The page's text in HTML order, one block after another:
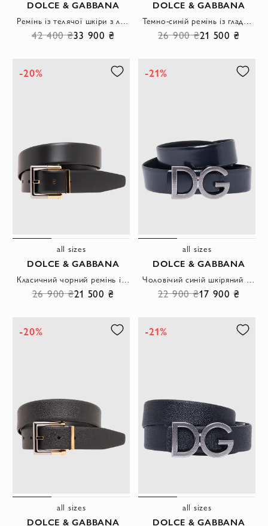
DOLCE & GABBANA
42 400 ₴33 900 ₴
DOLCE & GABBANA
26 900 ₴21 500 ₴
-20%
all sizes
DOLCE & GABBANA
26 900 ₴21 500 ₴
-21%
all sizes
DOLCE & GABBANA
22 900 ₴17 900 ₴
-20%
all sizes
DOLCE & GABBANA
-21%
all sizes
DOLCE & GABBANA